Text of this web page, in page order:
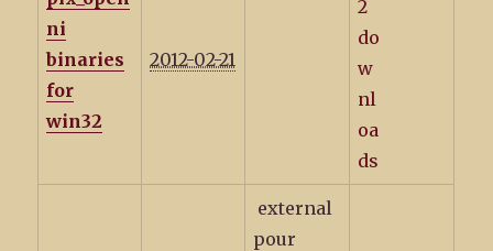
ni
binaries
for
win32
2012-02-21
external
pour